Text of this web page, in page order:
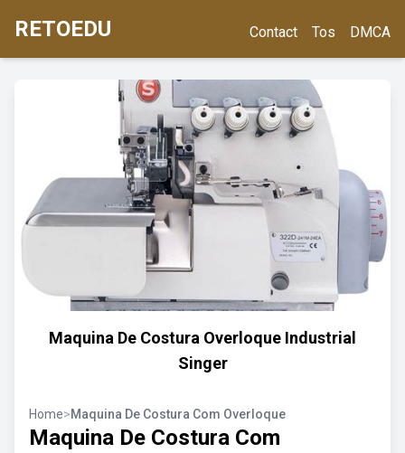
RETOEDU Contact Tos DMCA
Maquina De Costura Overloque Industrial
Singer
Home>Maquina De Costura Com Overloque
Maquina De Costura Com